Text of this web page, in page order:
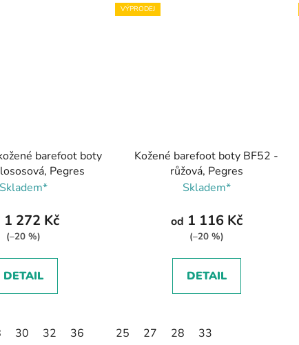
barefoot boty
Pegres
Skladem*
1 272 Kč
(–20 %)
DETAIL
30 32 36
VÝPRODEJ
Kožené barefoot boty BF52 -
růžová, Pegres
Skladem*
od 1 116 Kč
(–20 %)
DETAIL
25 27 28 33